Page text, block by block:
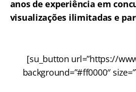
anos de experiência em
visualizações ilimitadas e
[su_button url=”https://
background=”#ff0000″